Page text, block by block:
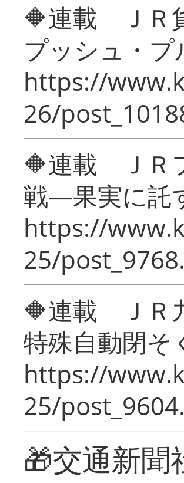
🔶連載 ＪＲ
プッシュ・
https://
26/
🔶連載 ＪＲ
戦―果実に託
https://
25/
🔶連載 ＪＲ
特殊自動閉そ
https://
25/
🎁交通新